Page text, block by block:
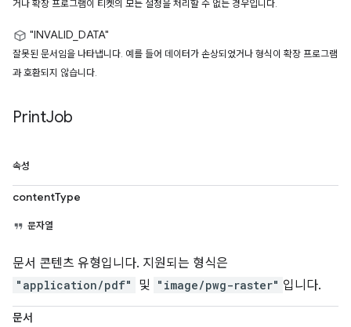
거나 확장 프로그램이 티켓의 모든 설정을 처리할 수 없는 경우입니다.
"INVALID_DATA"
잘못된 문서임을 나타냅니다. 예를 들어 데이터가 손상되었거나 형식이 확장 프로그램
과 호환되지 않습니다.
PrintJob
속성
contentType
문자열
문서 콘텐츠 유형입니다. 지원되는 형식은
"application/pdf" 및 "image/pwg-raster" 입니다.
문서